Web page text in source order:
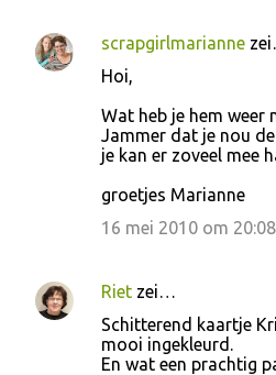
scrapgirlmarianne
Hoi,
Wat heb je hem weer
Jammer dat je nou
je kan er zoveel mee
groetjes Marianne
16 mei 2010 om 20:08
Riet zei…
Schitterend kaartje
mooi ingekleurd.
En wat een prachtig